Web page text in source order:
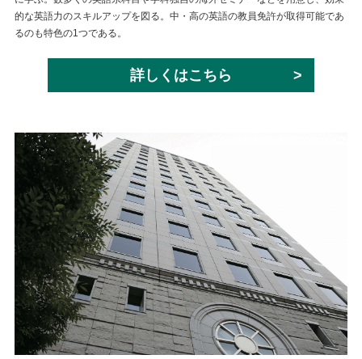
的な英語力のスキルアップを図る。中・高の英語の教員免許が取得可能であ
るのも特色の1つである。
詳しくはこちら